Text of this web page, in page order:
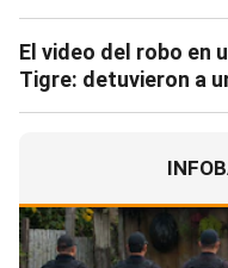
El video del robo en
Tigre: detuvieron a